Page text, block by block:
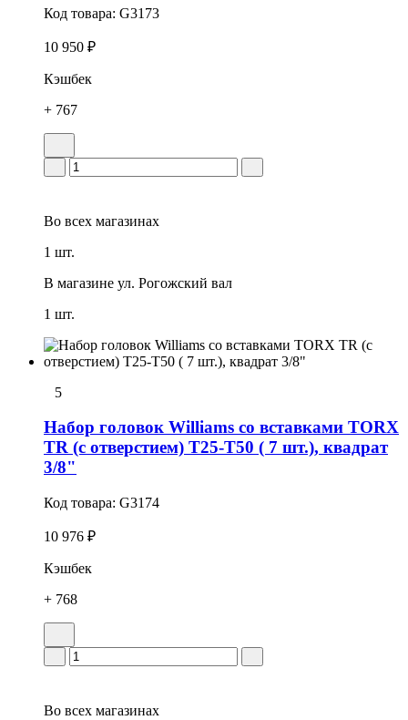
Код товара: G3173
10 950 ₽
Кэшбек
+ 767
Во всех магазинах
1 шт.
В магазине ул. Рогожский вал
1 шт.
5
Набор головок Williams со вставками TORX
TR (с отверстием) T25-T50 ( 7 шт.), квадрат
3/8"
Код товара: G3174
10 976 ₽
Кэшбек
+ 768
Во всех магазинах